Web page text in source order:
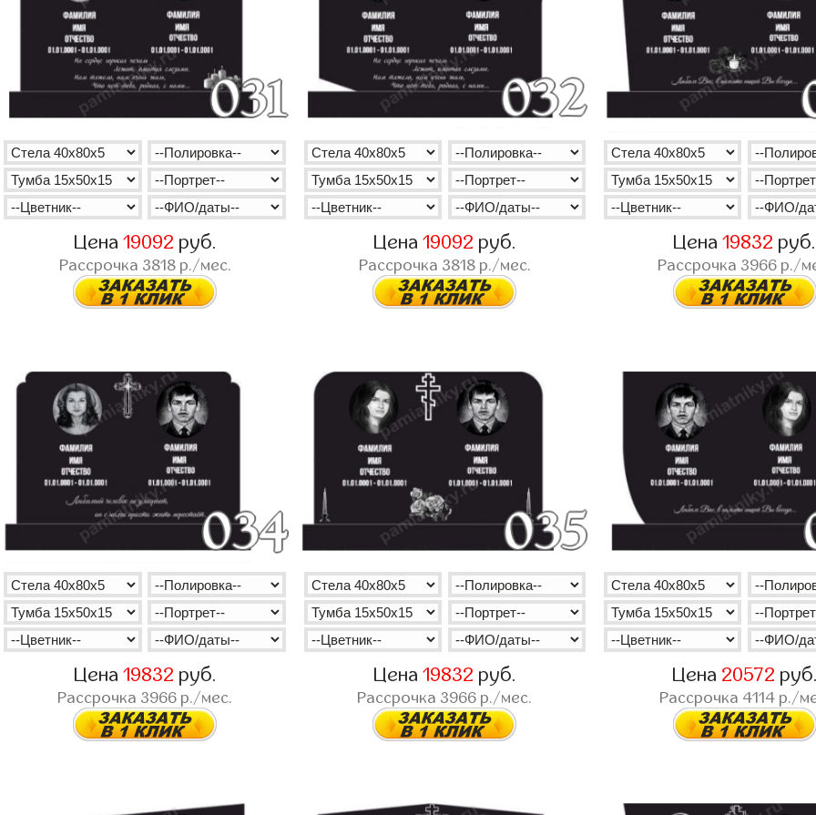
Цена 19092 руб.
Рассрочка 3818р./мес.
Цена 19092 руб.
Рассрочка 3818р./мес.
Цена19832 руб.
Рассрочка 3966р./
Цена 19832 руб.
Рассрочка 3966 р./мес.
Цена 19832 руб.
Рассрочка 3966 р./мес.
Цена 20572 руб.
Рассрочка 4114р./